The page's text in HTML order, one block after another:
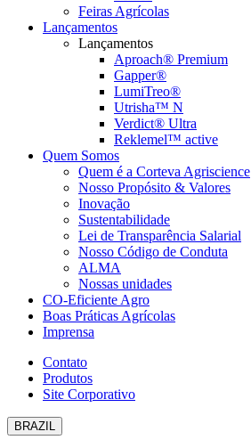
Feiras Agrícolas
Lançamentos
Lançamentos
Aproach® Premium
Gapper®
LumiTreo®
Utrisha™ N
Verdict® Ultra
Reklemel™ active
Quem Somos
Quem é a Corteva Agriscience
Nosso Propósito & Valores
Inovação
Sustentabilidade
Lei de Transparência Salarial
Nosso Código de Conduta
ALMA
Nossas unidades
CO-Eficiente Agro
Boas Práticas Agrícolas
Imprensa
Contato
Produtos
Site Corporativo
BRAZIL